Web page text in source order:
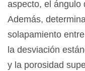
aspecto, el ángulo
Además,
solapamiento
la desviación
y la porosidad